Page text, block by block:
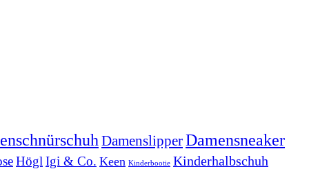
DamenslipperDamensneaker
Högl Igi & Co. Keen Kinderbootie Kinderhalbschuh